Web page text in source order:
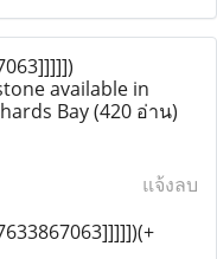
available in
Bay(420 อ่าน)
แจ้งลบ